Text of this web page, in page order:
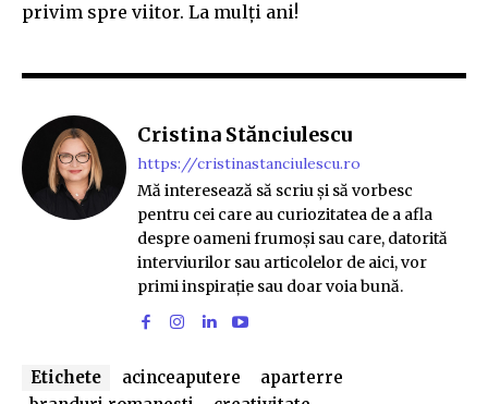
privim spre viitor. La mulți ani!
Cristina Stănciulescu
https://cristinastanciulescu.ro
Mă interesează să scriu și să vorbesc
pentru cei care au curiozitatea de a afla
despre oameni frumoși sau care, datorită
interviurilor sau articolelor de aici, vor
primi inspirație sau doar voia bună.
Etichete acinceaputere
aparterre